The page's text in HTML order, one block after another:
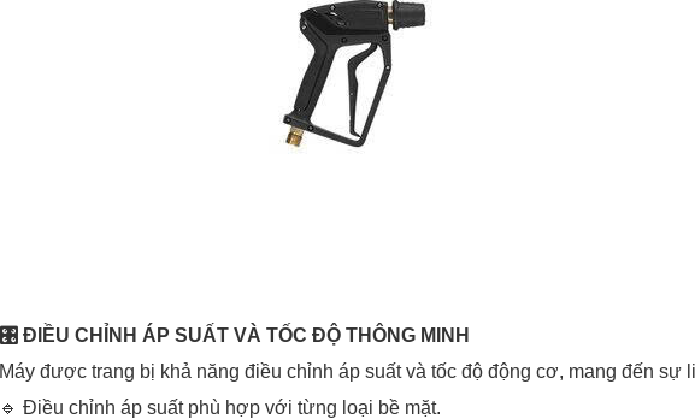
🎛️ ĐIỀU CHỈNH ÁP SUẤT VÀ TỐC ĐỘ THÔNG MINH
Máy được trang bị khả năng điều chỉnh áp suất và tốc độ động cơ, mang đến sự
🔹 Điều chỉnh áp suất phù hợp với từng loại bề mặt.